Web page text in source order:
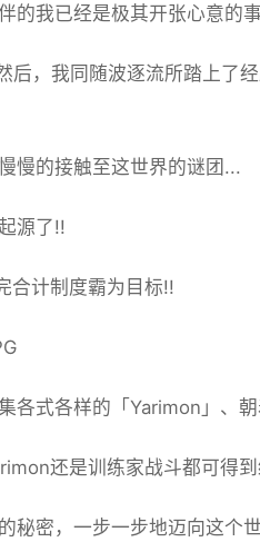
的我已经是极其开张心意的
后，我同随波逐流所踏上了
慢的接触至这世界的谜团...
源了!!
合计制度霸为目标!!
各式各样的「Yarimon」、朝
还是训练家战斗都可得
秘密，一步一步地迈向这个世